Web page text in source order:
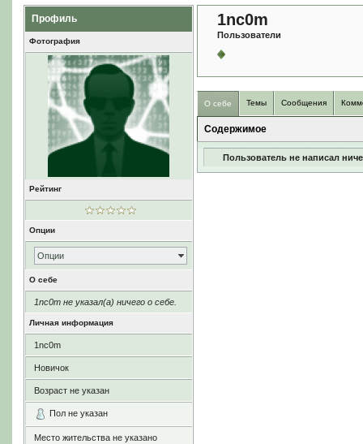
Профиль
Фотография
Рейтинг
Опции
Опции
О себе
1nc0m не указал(а) ничего о себе.
Личная информация
1nc0m
Новичок
Возраст не указан
Пол не указан
Место жительства не указано
1nc0m
Пользователи
О себе Темы Сообщения
Содержимое
Пользователь не написал